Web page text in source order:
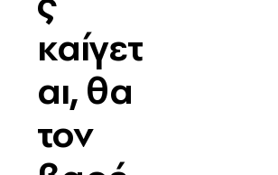
καίγετ
αι, θα
τον